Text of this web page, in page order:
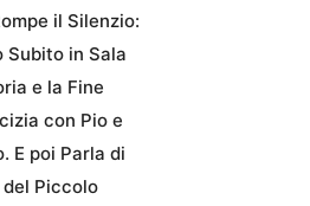
il Silenzio:
Subito in Sala
e la Fine
con Pio e
E poi Parla di
Piccolo